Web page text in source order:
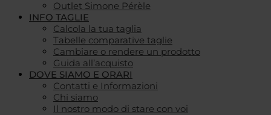
Outlet Simone Pérèle
INFO TAGLIE
Calcola la tua taglia
Tabelle comparative taglie
Cambiare o rendere un prodotto
Guida all’acquisto
DOVE SIAMO E ORARI
Contatti e Informazioni
Chi siamo
Il nostro modo di stare con voi